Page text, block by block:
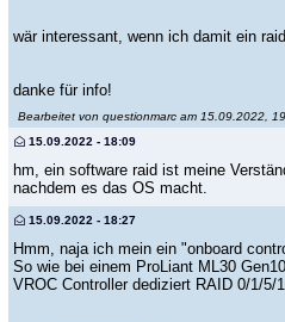
wär interessant, wenn ich damit ein
danke für info!
Bearbeitet von questionmarc am 15.09.2022,
15.09.2022 - 18:09
hm, ein software raid ist meine
nachdem es das OS macht.
15.09.2022 - 18:27
Hmm, naja ich mein ein "onboard
So wie bei einem ProLiant ML30
VROC Controller dediziert RAID 0/1/5/